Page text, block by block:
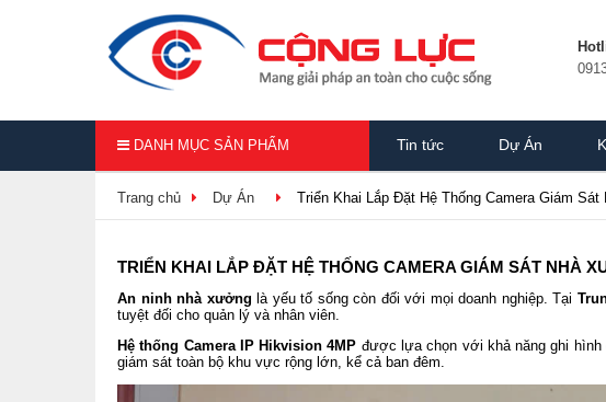
DANH MỤC SẢN PHẨM Tin tức Dự Án
Trang chủ Dự Án Triển Khai Lắp Đặt Hệ Thống Camera Giám
TRIỂN KHAI LẮP ĐẶT HỆ THỐNG CAMERA GIÁM SÁT NHÀ
An ninh nhà xưởng là yếu tố sống còn đối với mọi doanh nghiệp. Tại
tuyệt đối cho quản lý và nhân viên.
Hệ thống Camera IP Hikvision 4MP được lựa chọn với khả năng ghi hình
giám sát toàn bộ khu vực rộng lớn, kể cả ban đêm.